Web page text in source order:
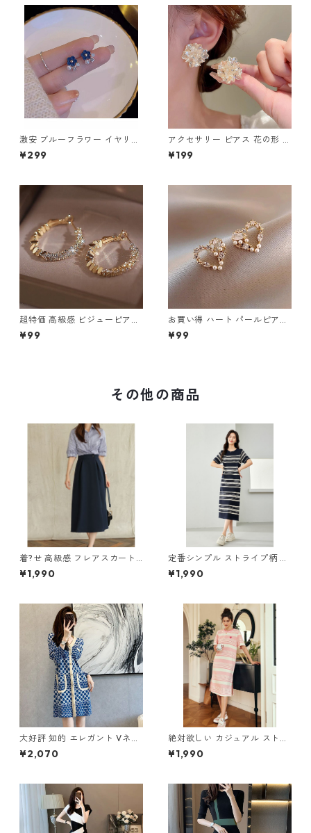
激安 ブルーフラワー イヤリン
グ 真珠ピアス m-348
¥299
アクセサリー ピアス 花の形 特
別なデザイン エレガント ピア
ス m-327
¥199
超特価 高級感 ビジューピアス
m-316
¥99
お買い得 ハート パールピアス
m-315
¥99
その他の商品
着?せ 高級感 フレアスカート
m-280
¥1,990
定番シンプル ストライプ柄 切
り替え アイスシルク ニットワ
ンピース m-269
¥1,990
大好評 知的 エレガント Vネッ
ク ドット柄 切り替え ニットワ
ンピース m-271
¥2,070
絶対欲しい カジュアル ストラ
イプ柄 刺繍 ニットワンピース
m-272
¥1,990